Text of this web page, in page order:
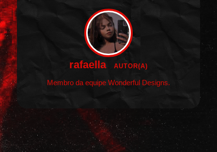
rafaella AUTOR(A)
Membro da equipe Wonderful Designs.